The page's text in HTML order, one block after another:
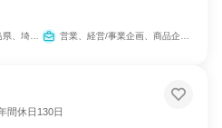
、岡山県、福岡県 営業、経営/事業企画、商品企画、マーケティング・広告・宣伝
間休日130日